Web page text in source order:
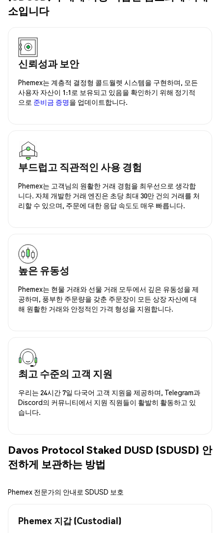
소입니다
신뢰성과 보안
Phemex는 계층적 결정형 콜드월렛 시스템을 구현하며, 모든
사용자 자산이 1:1로 보유되고 있음을 확인하기 위해 정기적
으로 준비금 증명을 업데이트합니다.
부드럽고 직관적인 사용 경험
Phemex는 고객님의 원활한 거래 경험을 최우선으로 생각합
니다. 자체 개발한 거래 엔진은 초당 최대 30만 건의 거래를 처
리할 수 있으며, 주문에 대한 응답 속도도 매우 빠릅니다.
높은 유동성
Phemex는 현물 거래와 선물 거래 모두에서 깊은 유동성을 제
공하며, 풍부한 주문량을 갖춘 주문장이 모든 상장 자산에 대
해 원활한 거래와 안정적인 가격 형성을 지원합니다.
최고 수준의 고객 지원
우리는 24시간 7일 다국어 고객 지원을 제공하며, Telegram과
Discord의 커뮤니티에서 지원 직원들이 활발히 활동하고 있
습니다.
Davos Protocol Staked DUSD (SDUSD) 안
전하게 보관하는 방법
Phemex 전문가의 안내로 SDUSD 보호
Phemex 지갑 (Custodial)